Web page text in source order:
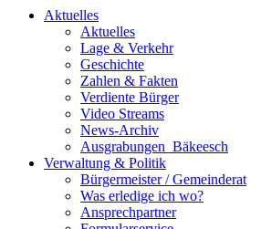
Aktuelles
Aktuelles
Lage & Verkehr
Geschichte
Zahlen & Fakten
Verdiente Bürger
Video Streams
News-Archiv
Ausgrabungen_Bäkeesch
Verwaltung & Politik
Bürgermeister / Gemeinderat
Was erledige ich wo?
Ansprechpartner